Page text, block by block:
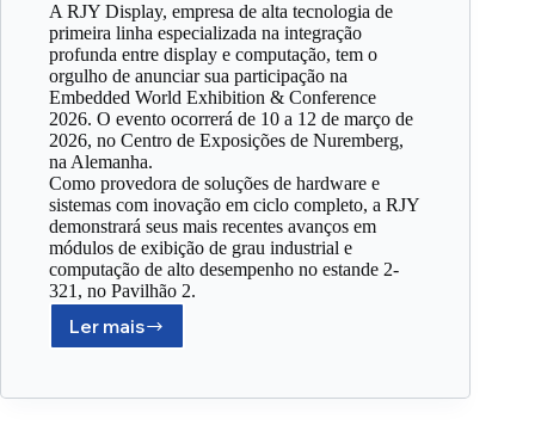
A RJY Display, empresa de alta tecnologia de
primeira linha especializada na integração
profunda entre display e computação, tem o
orgulho de anunciar sua participação na
Embedded World Exhibition & Conference
2026. O evento ocorrerá de 10 a 12 de março de
2026, no Centro de Exposições de Nuremberg,
na Alemanha.
Como provedora de soluções de hardware e
sistemas com inovação em ciclo completo, a RJY
demonstrará seus mais recentes avanços em
módulos de exibição de grau industrial e
computação de alto desempenho no estande 2-
321, no Pavilhão 2.
Ler mais